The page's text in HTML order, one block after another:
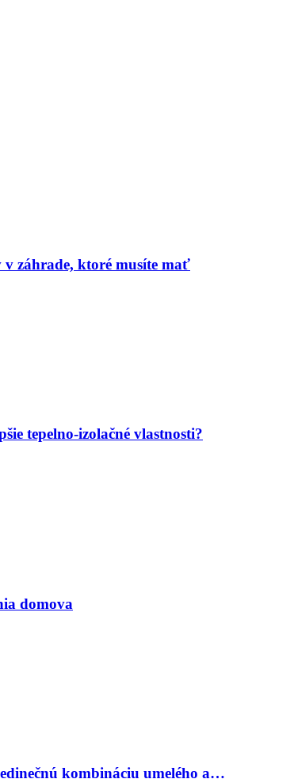
záhrade, ktoré musíte mať
tepelno-izolačné vlastnosti?
domova
kombináciu umelého a…